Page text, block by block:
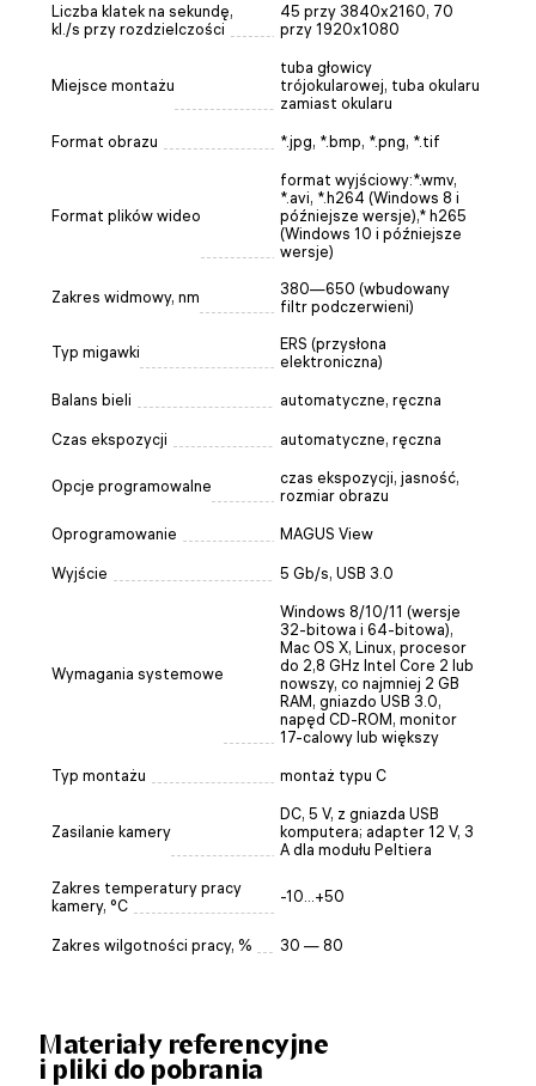
Liczba klatek na sekundę,
kl./s przy rozdzielczości
45 przy 3840x2160, 70
przy 1920x1080
Miejsce montażu
tuba głowicy
trójokularowej, tuba okularu
zamiast okularu
Format obrazu *.jpg, *.bmp, *.png, *.tif
Format plików wideo
format wyjściowy:*.wmv,
*.avi, *.h264 (Windows 8 i
późniejsze wersje),* h265
(Windows 10 i późniejsze
wersje)
Zakres widmowy, nm
380—650 (wbudowany
filtr podczerwieni)
Typ migawki
ERS (przysłona
elektroniczna)
Balans bieli automatyczne, ręczna
Czas ekspozycji automatyczne, ręczna
Opcje programowalne
czas ekspozycji, jasność,
rozmiar obrazu
Oprogramowanie MAGUS View
Wyjście 5 Gb/s, USB 3.0
Wymagania systemowe
Windows 8/10/11 (wersje
32-bitowa i 64-bitowa),
Mac OS X, Linux, procesor
do 2,8 GHz Intel Core 2 lub
nowszy, co najmniej 2 GB
RAM, gniazdo USB 3.0,
napęd CD-ROM, monitor
17-calowy lub większy
Typ montażu montaż typu C
Zasilanie kamery
DC, 5 V, z gniazda USB
komputera; adapter 12 V, 3
A dla modułu Peltiera
Zakres temperatury pracy
kamery, °C
-10...+50
Zakres wilgotności pracy, % 30 — 80
Materiały referencyjne
i pliki do pobrania